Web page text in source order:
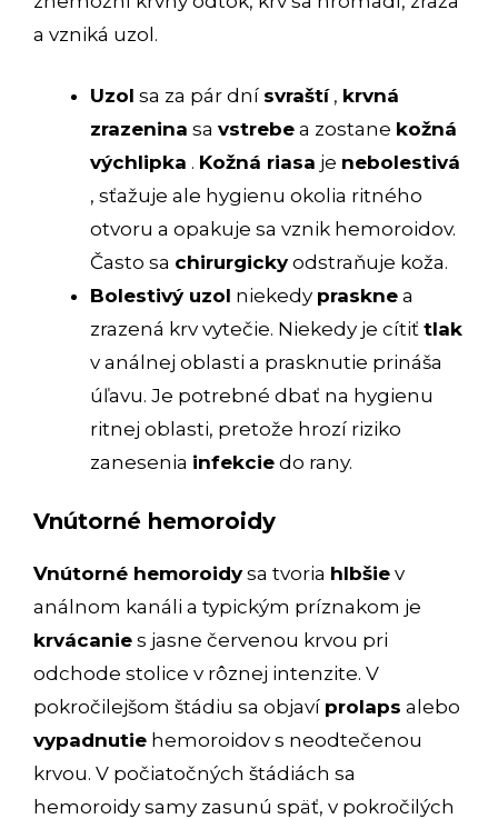
a vzniká uzol.
Uzol sa za pár dní svraští, krvná
zrazenina sa vstrebe a zostane kožná
výchlipka . Kožná riasa je nebolestivá
, sťažuje ale hygienu okolia ritného
otvoru a opakuje sa vznik hemoroidov.
Často sa chirurgickyodstraňuje koža.
Bolestivý uzol niekedy praskne a
zrazená krv vytečie. Niekedy je cítiť tlak
v análnej oblasti a prasknutie prináša
úľavu. Je potrebné dbať na hygienu
ritnej oblasti, pretože hrozí riziko
zanesenia infekcie do rany.
Vnútorné hemoroidy
Vnútorné hemoroidysa tvoria hlbšie v
análnom kanáli a typickým príznakom je
krvácanie s jasne červenou krvou pri
odchode stolice v rôznej intenzite. V
pokročilejšom štádiu sa objaví prolaps alebo
vypadnutie hemoroidov s neodtečenou
krvou. V počiatočných štádiách sa
hemoroidy samy zasunú späť, v pokročilých